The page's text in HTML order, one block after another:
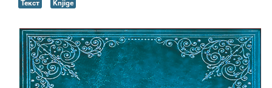
Текст Knjige